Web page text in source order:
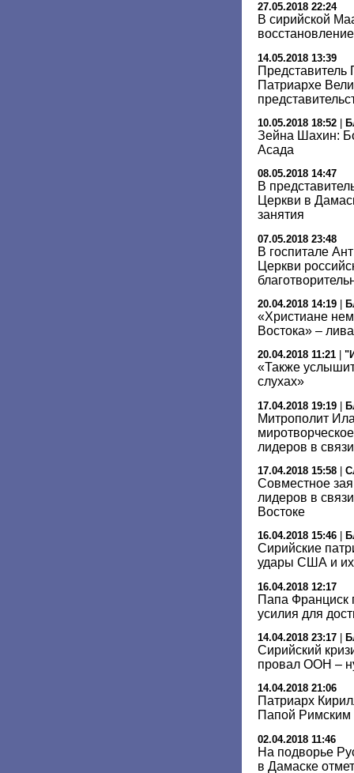
27.05.2018 22:24
В сирийской
14.05.2018 13:39
Представитель
Патриархе
10.05.2018 18:52
Зейна Шахин:
Асада
08.05.2018 14:47
В
Церкви в
занятия
07.05.2018 23:48
В госпитале
Церкви
20.04.2018 14:19
«Христиане
Востока» –
20.04.2018 11:21
«Также
слухах»
17.04.2018 19:19 |
Митрополит
лидеров в
17.04.2018 15:58
Совместное
лидеров в
Востоке
16.04.2018 15:46
Сирийские
удары США и их
16.04.2018 12:17
Папа Франциск
усилия для
14.04.2018 23:17
Сирийский
провал ООН –
14.04.2018 21:06
Патриарх
Папой
02.04.2018 11:46
На подворье
в Дамаске